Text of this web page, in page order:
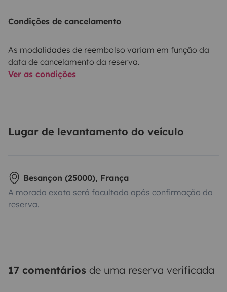
Condições de cancelamento
As modalidades de reembolso variam em função da
data de cancelamento da reserva.
Ver as condições
Lugar de levantamento do veículo
Besançon (25000), França
A morada exata será facultada após confirmação da
reserva.
17 comentários de uma reserva verificada